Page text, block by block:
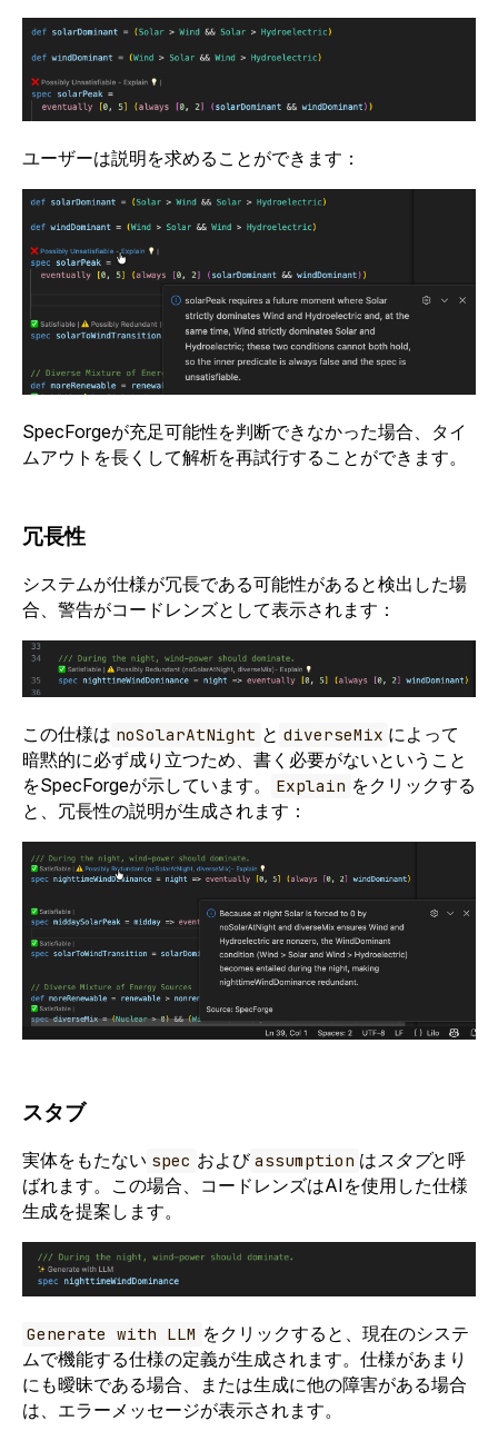
ユーザーは説明を求めることができます：
SpecForgeが充足可能性を判断できなかった場合、タイ
ムアウトを長くして解析を再試行することができます。
冗長性
システムが仕様が冗長である可能性があると検出した場
合、警告がコードレンズとして表示されます：
この仕様は noSolarAtNight と diverseMix によって
暗黙的に必ず成り立つため、書く必要がないということ
をSpecForgeが示しています。
Explain をクリックする
と、冗長性の説明が生成されます：
スタブ
実体をもたない spec および assumption はスタブと呼
ばれます。この場合、コードレンズはAIを使用した仕様
生成を提案します。
Generate with LLM をクリックすると、現在のシステ
ムで機能する仕様の定義が生成されます。仕様があまり
にも曖昧である場合、または生成に他の障害がある場合
は、エラーメッセージが表示されます。